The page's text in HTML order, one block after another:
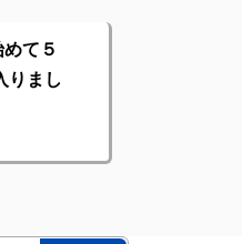
て５
りまし